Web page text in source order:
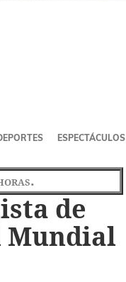
ESPECTÁCULOS
de
Mundial